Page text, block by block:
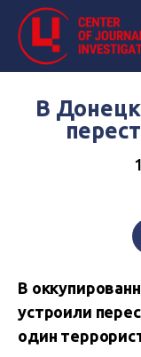
В
В
устроили
один